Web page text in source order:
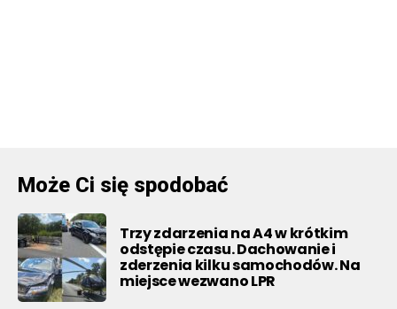
Może Ci się spodobać
Trzy zdarzenia na A4 w krótkim
odstępie czasu. Dachowanie i
zderzenia kilku samochodów. Na
miejsce wezwano LPR